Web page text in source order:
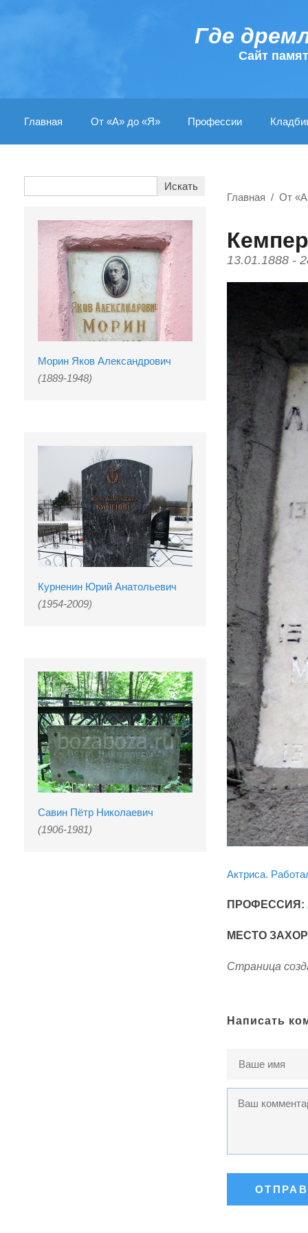
Где
Cайт
Главная От «А» до «Я» Профессии
Морин Яков Александрович
(1889-1948)
Курненин Юрий Анатольевич
(1954-2009)
Савин Пётр Николаевич
(1906-1981)
Главная От
13.01.1888 -
Актриса.
ПРОФЕССИЯ:
МЕСТО
Страница
Написать